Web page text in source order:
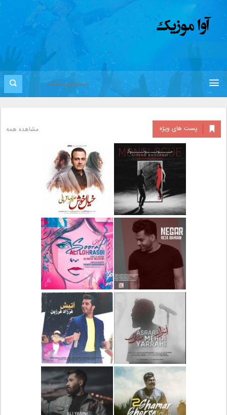
پست های ویژه مشاهده همه
دانلود آلبوم جدید سیروان
خسروی بنام مونولوگ
دانلود آهنگ جدید علیرضا
قربانی بنام خیال خوش
دانلود آهنگ جدید رضا
بهرام بنام نگار
دانلود آهنگ جدید علی
لهراسبی بنام صورت
دانلود آهنگ جدید مهدی
یراحی بنام اسرار
دانلود آهنگ جدید فرزاد
فرزین بنام آتیش